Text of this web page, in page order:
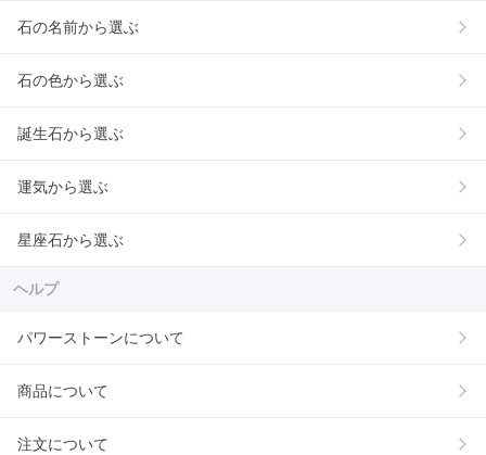
石の名前から選ぶ
石の色から選ぶ
誕生石から選ぶ
運気から選ぶ
星座石から選ぶ
ヘルプ
パワーストーンについて
商品について
注文について